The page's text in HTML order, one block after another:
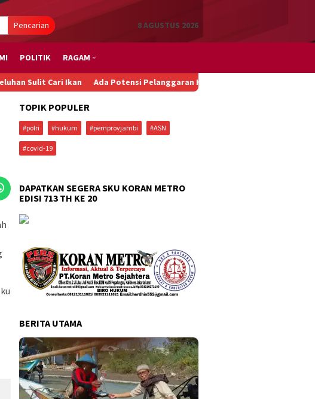
Pencarian 8 AGUSTUS 2026
POLITIK RAGAM
Ikan Ada Potensi Pelanggaran HAM dan Diskriminasi dalam Penurunan
TOPIK POPULER
#polri #hukum #pemprovjambi #ASN
#covid-19
DAPATKAN SEGERA SKU KORAN METRO
EDISI 713 TH KE 20
BERITA UTAMA